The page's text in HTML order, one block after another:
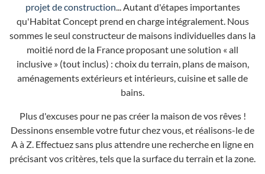
projet de construction... Autant d'étapes importantes
qu'Habitat Concept prend en charge intégralement. Nous
sommes le seul constructeur de maisons individuelles dans la
moitié nord de la France proposant une solution « all
inclusive » (tout inclus) : choix du terrain, plans de maison,
aménagements extérieurs et intérieurs, cuisine et salle de
bains.
Plus d'excuses pour ne pas créer la maison de vos rêves !
Dessinons ensemble votre futur chez vous, et réalisons-le de
A à Z. Effectuez sans plus attendre une recherche en ligne en
précisant vos critères, tels que la surface du terrain et la zone.